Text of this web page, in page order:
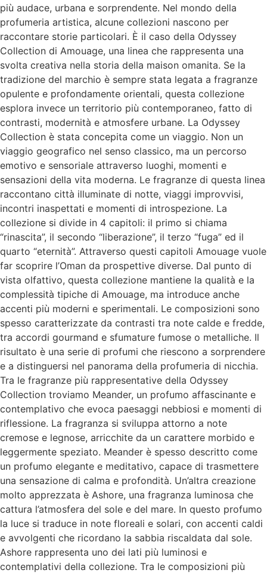
più audace, urbana e sorprendente. Nel mondo della
profumeria artistica, alcune collezioni nascono per
raccontare storie particolari. È il caso della Odyssey
Collection di Amouage, una linea che rappresenta una
svolta creativa nella storia della maison omanita. Se la
tradizione del marchio è sempre stata legata a fragranze
opulente e profondamente orientali, questa collezione
esplora invece un territorio più contemporaneo, fatto di
contrasti, modernità e atmosfere urbane. La Odyssey
Collection è stata concepita come un viaggio. Non un
viaggio geografico nel senso classico, ma un percorso
emotivo e sensoriale attraverso luoghi, momenti e
sensazioni della vita moderna. Le fragranze di questa linea
raccontano città illuminate di notte, viaggi improvvisi,
incontri inaspettati e momenti di introspezione. La
collezione si divide in 4 capitoli: il primo si chiama
“rinascita”, il secondo “liberazione”, il terzo “fuga” ed il
quarto “eternità”. Attraverso questi capitoli Amouage vuole
far scoprire l’Oman da prospettive diverse. Dal punto di
vista olfattivo, questa collezione mantiene la qualità e la
complessità tipiche di Amouage, ma introduce anche
accenti più moderni e sperimentali. Le composizioni sono
spesso caratterizzate da contrasti tra note calde e fredde,
tra accordi gourmand e sfumature fumose o metalliche. Il
risultato è una serie di profumi che riescono a sorprendere
e a distinguersi nel panorama della profumeria di nicchia.
Tra le fragranze più rappresentative della Odyssey
Collection troviamo Meander, un profumo affascinante e
contemplativo che evoca paesaggi nebbiosi e momenti di
riflessione. La fragranza si sviluppa attorno a note
cremose e legnose, arricchite da un carattere morbido e
leggermente speziato. Meander è spesso descritto come
un profumo elegante e meditativo, capace di trasmettere
una sensazione di calma e profondità. Un’altra creazione
molto apprezzata è Ashore, una fragranza luminosa che
cattura l’atmosfera del sole e del mare. In questo profumo
la luce si traduce in note floreali e solari, con accenti caldi
e avvolgenti che ricordano la sabbia riscaldata dal sole.
Ashore rappresenta uno dei lati più luminosi e
contemplativi della collezione. Tra le composizioni più